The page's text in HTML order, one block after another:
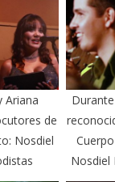
Ariana
de
Nosdiel
Nosdiel